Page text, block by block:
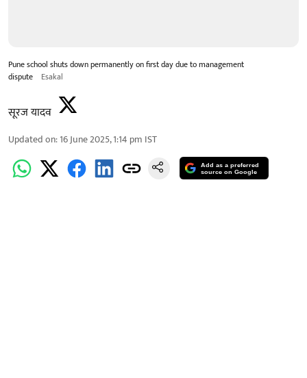
Pune school shuts down permanently on first day due to management
dispute
Esakal
सूरज यादव
Updated on:16 June 2025, 1:14 pm IST
Add as a preferred
source on Google